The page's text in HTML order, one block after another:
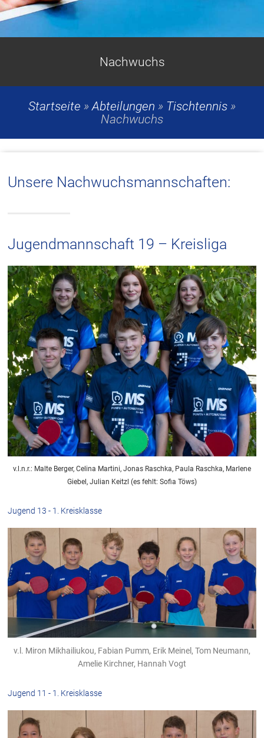
Nachwuchs
Startseite »Abteilungen » Tischtennis »
Nachwuchs
Unsere Nachwuchsmannschaften:
Jugendmannschaft 19 – Kreisliga
v.l.n.r.: Malte Berger, Celina Martini, Jonas Raschka, Paula Raschka, Marlene
Giebel, Julian Keitzl (es fehlt: Sofia Töws)
Jugend 13 - 1. Kreisklasse
v.l. Miron Mikhailiukou, Fabian Pumm, Erik Meinel, Tom Neumann,
Amelie Kirchner, Hannah Vogt
Jugend 11 - 1. Kreisklasse